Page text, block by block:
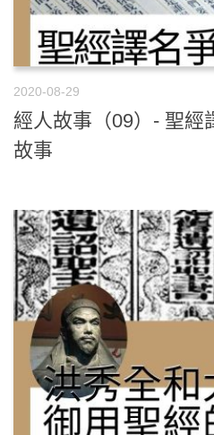
2020-08-29
經人故事（09）- 聖經
故事